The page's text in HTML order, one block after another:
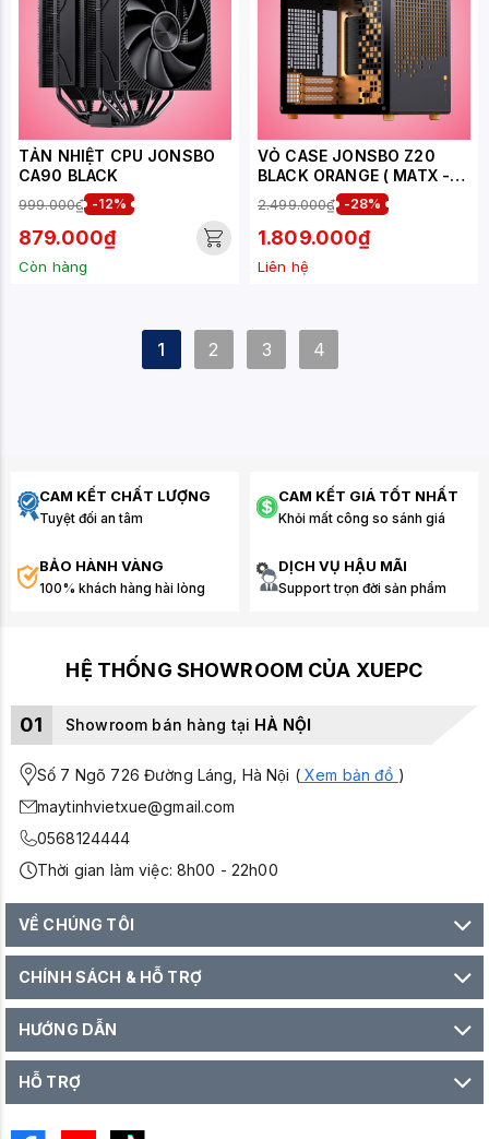
TẢN NHIỆT CPU JONSBO
CA90 BLACK
999.000₫ -12%
879.000₫
Còn hàng
VỎ CASE JONSBO Z20
BLACK ORANGE ( MATX -
MINI TOWER - MÀU ĐEN
CAM )
2.499.000₫ -28%
1.809.000₫
Liên hệ
1 2 3 4
CAM KẾT CHẤT LƯỢNG
Tuyệt đối an tâm
CAM KẾT GIÁ TỐT NHẤT
Khỏi mất công so sánh giá
BẢO HÀNH VÀNG
100% khách hàng hài lòng
DỊCH VỤ HẬU MÃI
Support trọn đời sản phẩm
HỆ THỐNG SHOWROOM CỦA XUEPC
01 Showroom bán hàng tại HÀ NỘI
Số 7 Ngõ 726 Đường Láng, Hà Nội (Xem bản đồ )
maytinhvietxue@gmail.com
0568124444
Thời gian làm việc: 8h00 - 22h00
VỀ CHÚNG TÔI
CHÍNH SÁCH & HỖ TRỢ
HƯỚNG DẪN
HỖ TRỢ